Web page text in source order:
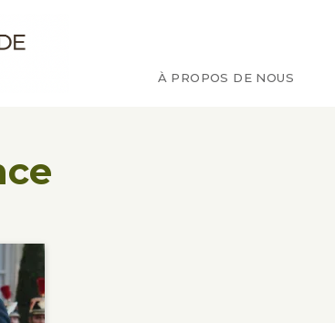
d'étude sur le Congo
À PROPOS DE NOUS